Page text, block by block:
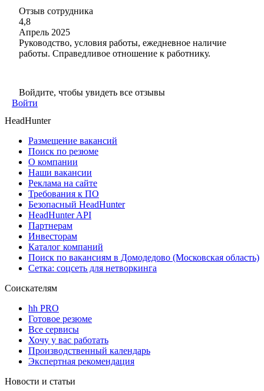
Отзыв сотрудника
4,8
Апрель 2025
Руководство, условия работы, ежедневное наличие
работы. Справедливое отношение к работнику.
Войдите, чтобы увидеть все отзывы
Войти
HeadHunter
Размещение вакансий
Поиск по резюме
О компании
Наши вакансии
Реклама на сайте
Требования к ПО
Безопасный HeadHunter
HeadHunter API
Партнерам
Инвесторам
Каталог компаний
Поиск по вакансиям в Домодедово (Московская область)
Сетка: соцсеть для нетворкинга
Соискателям
hh PRO
Готовое резюме
Все сервисы
Хочу у вас работать
Производственный календарь
Экспертная рекомендация
Новости и статьи